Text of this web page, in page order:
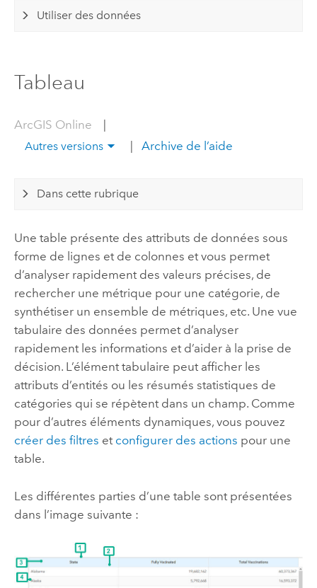
Utiliser des données
Tableau
ArcGIS Online |
Autres versions | Archive de l’aide
Dans cette rubrique
Une table présente des attributs de données sous
forme de lignes et de colonnes et vous permet
d’analyser rapidement des valeurs précises, de
rechercher une métrique pour une catégorie, de
synthétiser un ensemble de métriques, etc. Une vue
tabulaire des données permet d’analyser
rapidement les informations et d’aider à la prise de
décision. L’élément tabulaire peut afficher les
attributs d’entités ou les résumés statistiques de
catégories qui se répètent dans un champ. Comme
pour d’autres éléments dynamiques, vous pouvez
créer des filtres et configurer des actions pour une
table.
Les différentes parties d’une table sont présentées
dans l’image suivante :